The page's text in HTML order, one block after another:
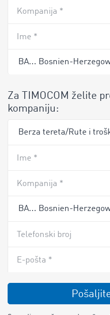
Kompanija *
Ime *
Za TIMOCOM želite
kompaniju:
Ime *
Kompanija *
Telefonski broj
E-pošta *